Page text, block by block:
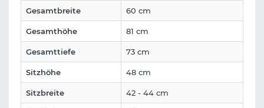
Gesamtbreite 60 cm
Gesamthöhe 81 cm
Gesamttiefe 73 cm
Sitzhöhe 48 cm
Sitzbreite 42 - 44 cm